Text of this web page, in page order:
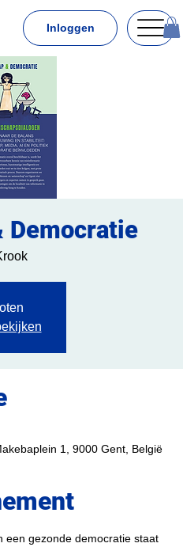
Inloggen
Democratie
1, 9000 Gent, België
een gezonde democratie staat